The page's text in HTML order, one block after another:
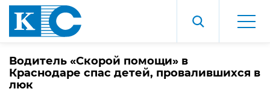
Водитель «Скорой помощи» в
Краснодаре спас детей, провалившихся в
люк